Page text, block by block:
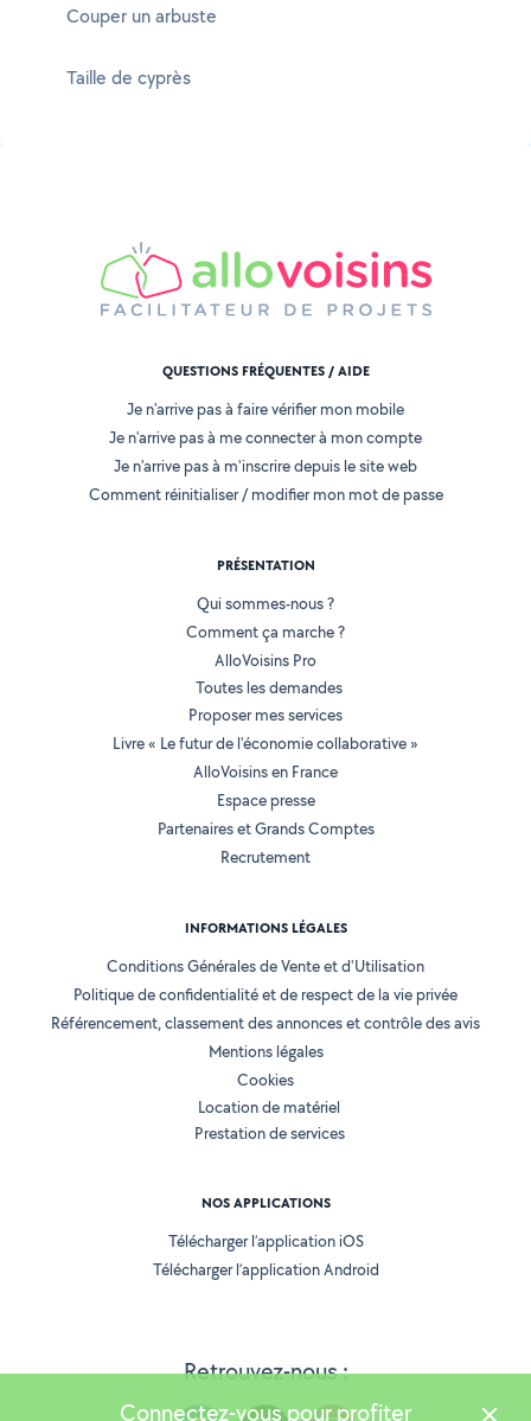
Couper un arbuste
Taille de cyprès
Retrouvez-nous :
QUESTIONS FRÉQUENTES / AIDE
Je n'arrive pas à faire vérifier mon mobile
Je n'arrive pas à me connecter à mon compte
Je n'arrive pas à m'inscrire depuis le site web
Comment réinitialiser / modifier mon mot de passe
PRÉSENTATION
Qui sommes-nous ?
Comment ça marche ?
AlloVoisins Pro
Toutes les demandes
Proposer mes services
Livre « Le futur de l'économie collaborative »
AlloVoisins en France
Espace presse
Partenaires et Grands Comptes
Recrutement
INFORMATIONS LÉGALES
Conditions Générales de Vente et d'Utilisation
Politique de confidentialité et de respect de la vie privée
Référencement, classement des annonces et contrôle des avis
Mentions légales
Cookies
Location de matériel
Prestation de services
NOS APPLICATIONS
Télécharger l’application iOS
Télécharger l’application Android
Connectez-vous pour profiter